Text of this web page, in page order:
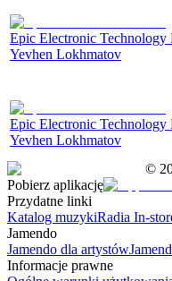
Epic Electronic Technology
Yevhen Lokhmatov
Epic Electronic Technology
Yevhen Lokhmatov
©
Pobierz aplikację
Przydatne linki
Katalog muzykiRadia In-
Jamendo
Jamendo dla artystów
Informacje prawne